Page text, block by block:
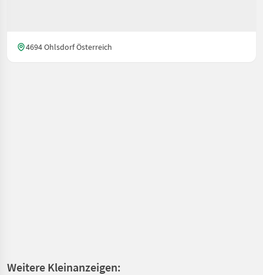
4694 Ohlsdorf Österreich
Weitere Kleinanzeigen: